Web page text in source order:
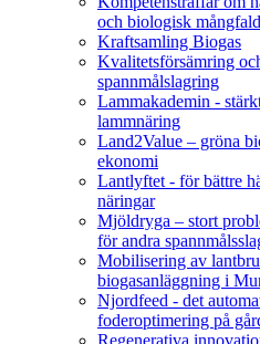
och biologisk mångfald
Kraftsamling Biogas
Kvalitetsförsämring
spannmålslagring
Lammakademin -
lammnäring
Land2Value – gröna
ekonomi
Lantlyftet - för bättre
näringar
Mjöldryga – stort
för andra
Mobilisering av
biogasanläggning i
Njordfeed - det
foderoptimering på
Regenerativa